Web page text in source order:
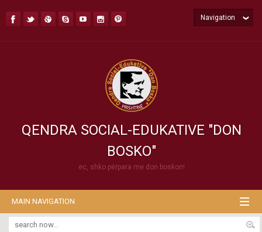
QENDRA SOCIAL-EDUKATIVE "DON
BOSKO"
ec, shko përpara me don boskon!
Navigation
MAIN NAVIGATION